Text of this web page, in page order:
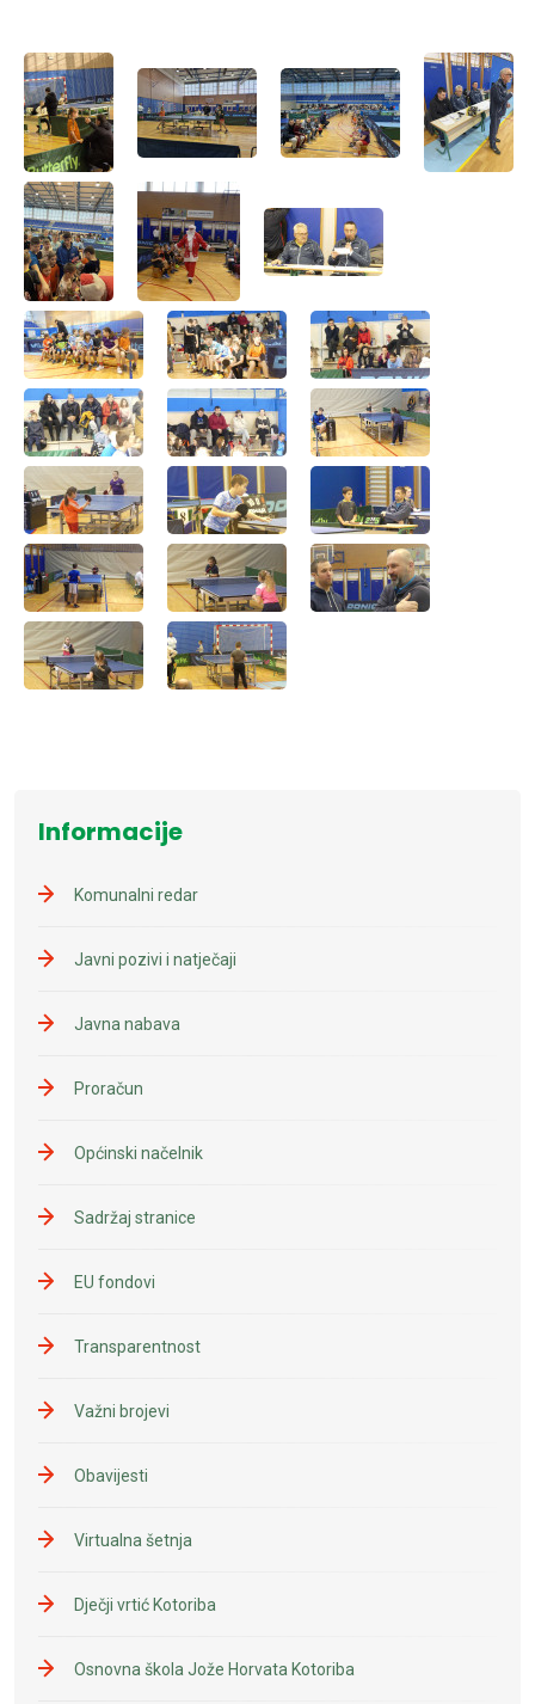
Informacije
Komunalni redar
Javni pozivi i natječaji
Javna nabava
Proračun
Općinski načelnik
Sadržaj stranice
EU fondovi
Transparentnost
Važni brojevi
Obavijesti
Virtualna šetnja
Dječji vrtić Kotoriba
Osnovna škola Jože Horvata Kotoriba